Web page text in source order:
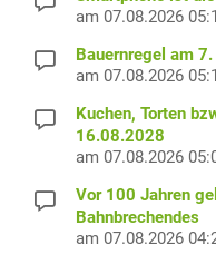
am 07.08.2026
Bauernregel am
am 07.08.2026
Kuchen, Torten
16.08.2028
am 07.08.2026
Vor 100 Jahren
Bahnbrechendes
am 07.08.2026